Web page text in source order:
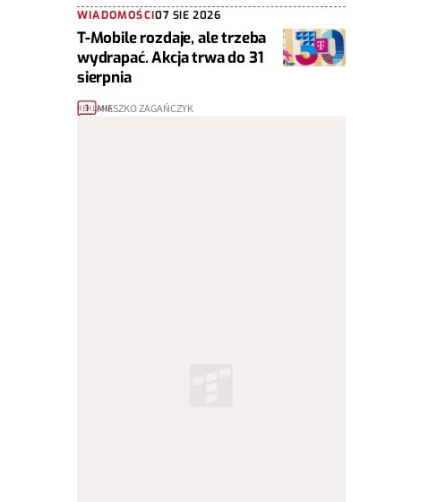
WIADOMOŚCI07 SIE 2026
T-Mobile rozdaje, ale trzeba
wydrapać. Akcja trwa do 31
sierpnia
1 MIESZKO ZAGAŃCZYK